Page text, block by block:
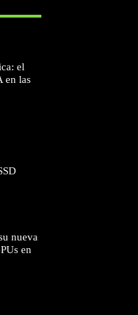
el
en las
nueva
en